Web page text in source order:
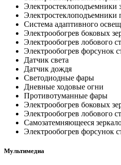
Электростеклоподъемники
Электростеклоподъемники
Система адаптивного
Электрообогрев боковых
Электрообогрев лобового
Электрообогрев форсунок
Датчик света
Датчик дождя
Светодиодные фары
Дневные ходовые огни
Противотуманные фары
Электрообогрев боковых
Электрообогрев лобового
Самозатемняющееся
Электрообогрев форсунок
Мультимедиа